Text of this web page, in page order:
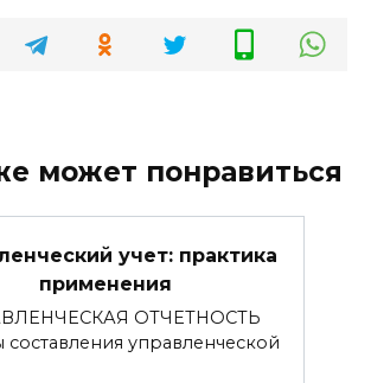
может понравиться
учет: практика
применения
ОТЧЕТНОСТЬ
управленческой